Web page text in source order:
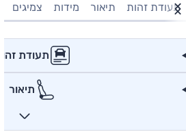
תעודת זהות תיאור מידות צמיגים
תעודת זהות
תיאור